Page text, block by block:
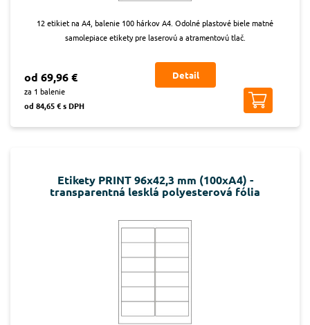
12 etikiet na A4, balenie 100 hárkov A4. Odolné plastové biele matné
samolepiace etikety pre laserovú a atramentovú tlač.
od 69,96 €
za 1 balenie
od 84,65 € s DPH
Detail
Etikety PRINT 96x42,3 mm (100xA4) -
transparentná lesklá polyesterová fólia